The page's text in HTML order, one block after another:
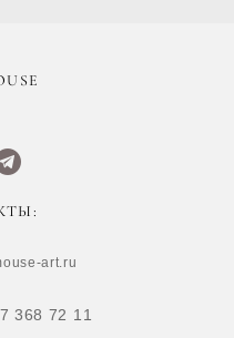
art.ru
368 72 11